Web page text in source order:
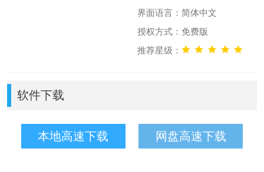
界面语言：简体中文
授权方式：免费版
推荐星级：
软件下载
本地高速下载 网盘高速下载